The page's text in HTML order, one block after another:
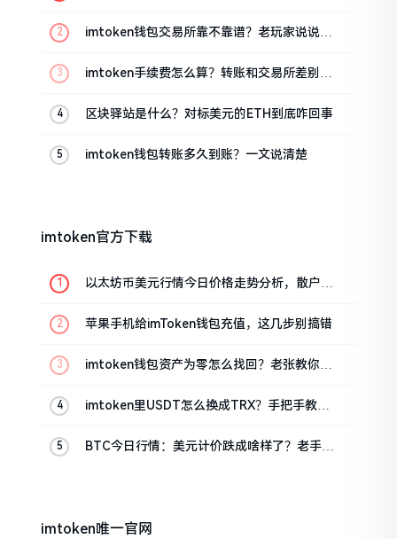
imtoken钱包交易所靠不靠谱？老玩家说说心
imtoken手续费怎么算？转账和交易所差别大
区块驿站是什么？对标美元的ETH到底咋回事
imtoken钱包转账多久到账？一文说清楚
imtoken官方下载
以太坊币美元行情今日价格走势分析，散户如
苹果手机给imToken钱包充值，这几步别搞错
imtoken钱包资产为零怎么找回？老张教你几
imtoken里USDT怎么换成TRX？手把手教你
BTC今日行情：美元计价跌成啥样了？老手教
imtoken唯一官网